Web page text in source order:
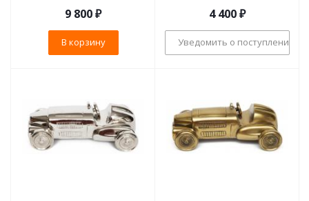
9 800₽
В корзину
4 400₽
Уведомить о поступлении